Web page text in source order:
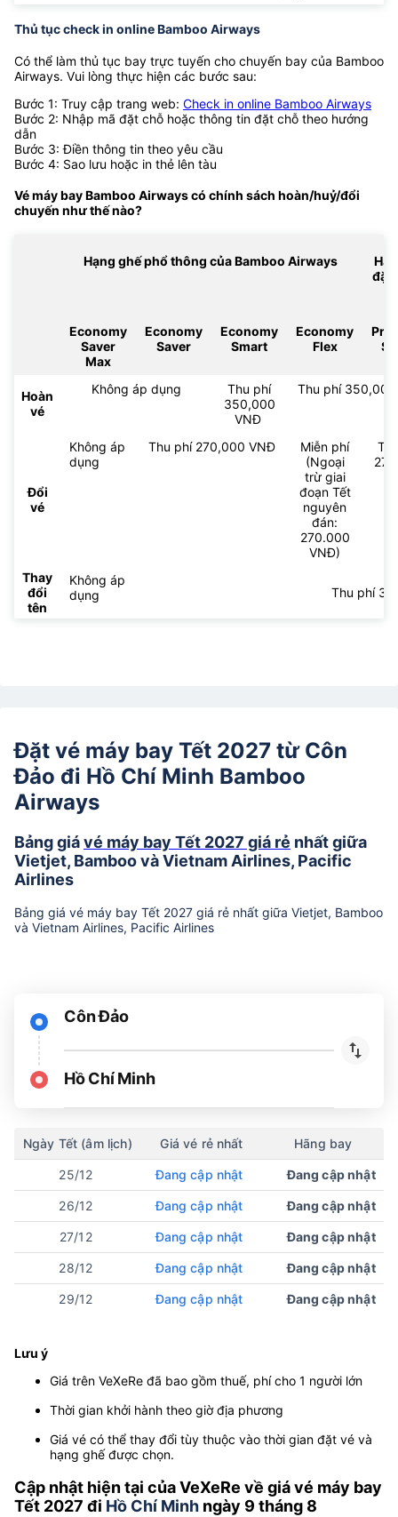
Thủ tục check in online Bamboo Airways
Có thể làm thủ tục bay trực tuyến cho chuyến bay của Bamboo
Airways. Vui lòng thực hiện các bước sau:
Bước 1: Truy cập trang web: Check in online Bamboo Airways
Bước 2: Nhập mã đặt chỗ hoặc thông tin đặt chỗ theo hướng
dẫn
Bước 3: Điền thông tin theo yêu cầu
Bước 4: Sao lưu hoặc in thẻ lên tàu
Vé máy bay Bamboo Airways có chính sách hoàn/huỷ/đổi
chuyến như thế nào?
Hạng ghế phổ thông của Bamboo Airways
đặc
Economy
Saver
Max
Economy
Saver
Economy
Smart
Economy
Flex
Hoàn
vé
Không áp dụng
Thu phí
350,000
VNĐ
Thu phí
Đổi
vé
Không áp
dụng
Thu phí 270,000 VNĐ
Miễn phí
(Ngoại
trừ giai
đoạn Tết
nguyên
đán:
270.000
VNĐ)
Thay
đổi
tên
Không áp
dụng
Thu phí
Đặt vé máy bay Tết 2027 từ Côn
Đảo đi Hồ Chí Minh Bamboo
Airways
Bảng giávé máy bay Tết 2027 giá rẻ nhất giữa
Vietjet, Bamboo và Vietnam Airlines, Pacific
Airlines
Bảng giá vé máy bay Tết 2027 giá rẻ nhất giữa Vietjet, Bamboo
và Vietnam Airlines, Pacific Airlines
Côn Đảo
Hồ Chí Minh
Ngày Tết (âm lịch) Giá vé rẻ nhất Hãng bay
25/12 Đang cập nhật Đang cập nhật
26/12 Đang cập nhật Đang cập nhật
27/12 Đang cập nhật Đang cập nhật
28/12 Đang cập nhật Đang cập nhật
29/12 Đang cập nhật Đang cập nhật
Lưu ý
Giá trên VeXeRe đã bao gồm thuế, phí cho 1 người lớn
Thời gian khởi hành theo giờ địa phương
Giá vé có thể thay đổi tùy thuộc vào thời gian đặt vé và
hạng ghế được chọn.
Cập nhật hiện tại của VeXeRe về giá vé máy bay
Tết 2027 đi Hồ Chí Minh ngày 9 tháng 8